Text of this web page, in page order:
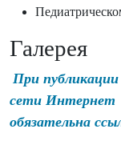
Галерея
При
сети Интернет
обязательна